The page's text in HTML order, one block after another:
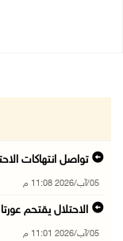
تواصل انتهاكات
05/آب/2026 11:08 م
الاحتلال يقتحم
05/آب/2026 11:01 م